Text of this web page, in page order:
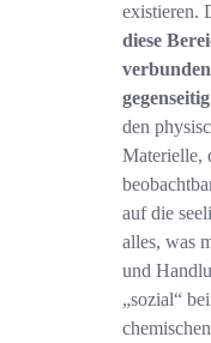
existieren.
diese
gegenseitig
den
Materielle,
auf die
alles, was
und
„sozial“